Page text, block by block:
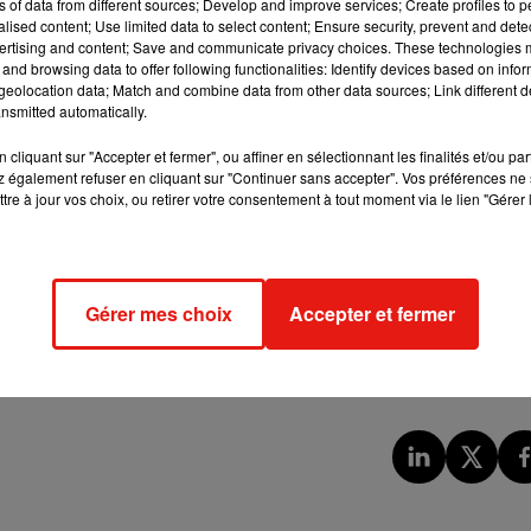
un réel danger pour l’enfant : risque de brûlures des
été conduit en catastrophe au bloc opératoire.
avec succès. Aujourd’hui, le garçon de 12 ans est
annoncé le nombre d’aimants (…). Rhiley adore la science,
attirer les objets et pour les voir ressortir ensuite... C’est
font après tout», a confié la mère de famille à nos
homme ne doit évidemment pas être reproduite sous peine
swallowed 54 toy MAGNETS
content; Use limited data to select content; Ensure security, prevent and
and content; Save and communicate privacy choices. These technologies
browsing data to offer following functionalities: Identify devices based on
data; Match and combine data from other data sources; Link different
automatically.
cliquant sur "Accepter et fermer", ou affiner en sélectionnant les finalités et/ou
également refuser en cliquant sur "Continuer sans accepter". Vos préférences
à jour vos choix, ou retirer votre consentement à tout moment via le lien
Gérer mes choix Accepter et fermer